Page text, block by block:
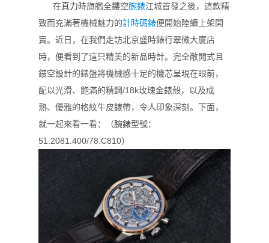
在真力時旗艦全鏤空腕錶江城首發之後，這款精
致而充滿著機械魅力的計時碼錶便開始陸續上架開
賣。近日，在我們走訪北京盛時錶行翠微大廈店
時，便看到了這只精美的新品時計。完全敞開式且
鏤空設計的錶盤將機械感十足的機芯呈現在眼前，
配以光滑、飽滿的精鋼/18k玫瑰金錶殼，以及成
熟、優雅的格紋牛皮錶帶，令人印象深刻。下面，
就一起來看一看：（腕錶型號：
51.2081.400/78.C810）